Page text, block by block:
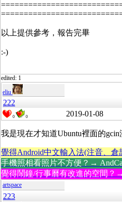
以上提供參考，報告完畢
:-)
edited: 1
eliu
222
0 0 2019-01-08
我是現在才知道Ubuntu裡面的gcin
覺得Android中文輸入法(注音、
手機照相看照片不方便？→
覺得鬧鐘/行事曆有改進的空間？
artspace
223